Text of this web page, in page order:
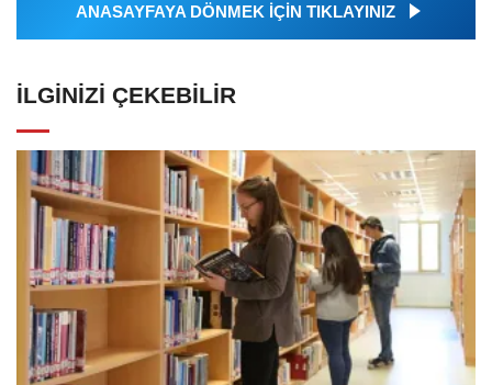
ANASAYFAYA DÖNMEK İÇİN TIKLAYINIZ
İLGINIZI ÇEKEBILIR